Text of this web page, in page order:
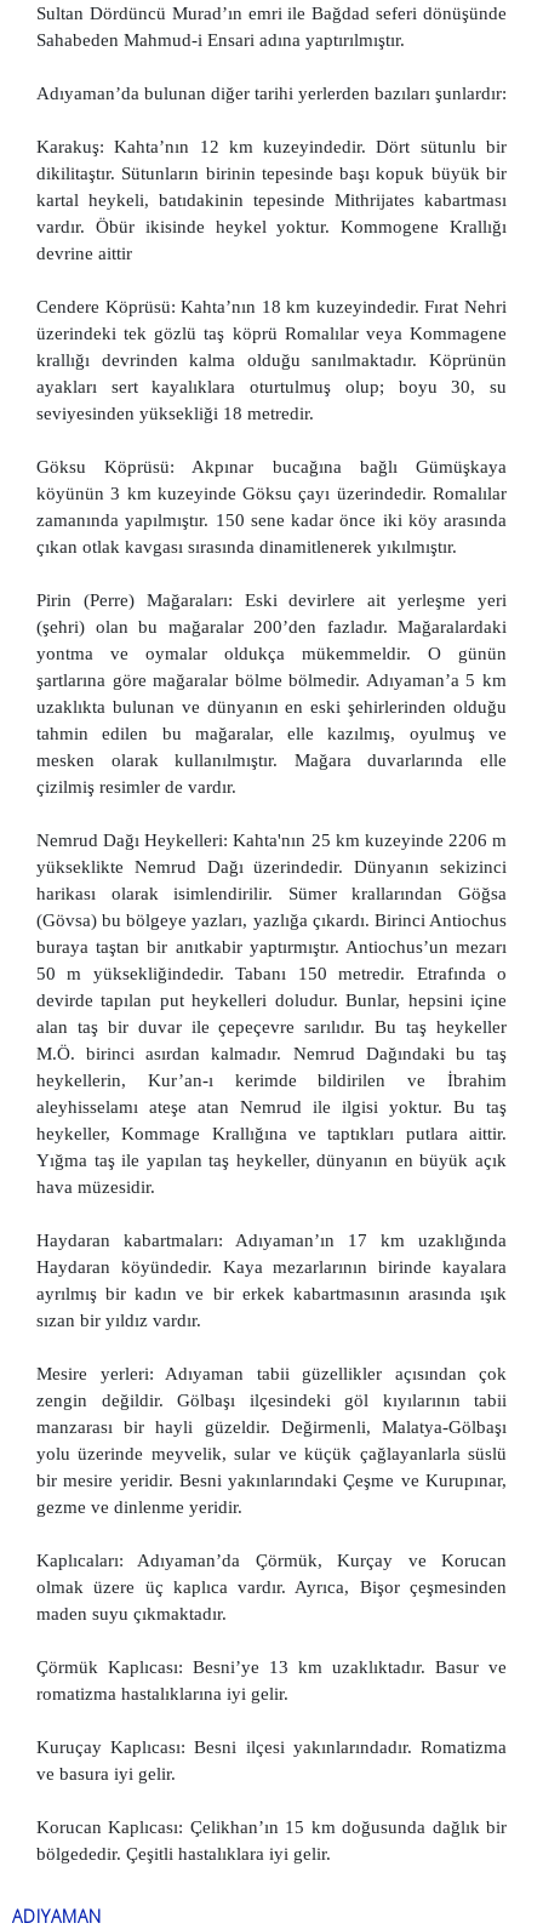
Sultan Dördüncü Murad’ın emri ile Bağdad seferi dönüşünde
Sahabeden Mahmud-i Ensari adına yaptırılmıştır.
Adıyaman’da bulunan diğer tarihi yerlerden bazıları şunlardır:
Karakuş: Kahta’nın 12 km kuzeyindedir. Dört sütunlu bir
dikilitaştır. Sütunların birinin tepesinde başı kopuk büyük bir
kartal heykeli, batıdakinin tepesinde Mithrijates kabartması
vardır. Öbür ikisinde heykel yoktur. Kommogene Krallığı
devrine aittir
Cendere Köprüsü: Kahta’nın 18 km kuzeyindedir. Fırat Nehri
üzerindeki tek gözlü taş köprü Romalılar veya Kommagene
krallığı devrinden kalma olduğu sanılmaktadır. Köprünün
ayakları sert kayalıklara oturtulmuş olup; boyu 30, su
seviyesinden yüksekliği 18 metredir.
Göksu Köprüsü: Akpınar bucağına bağlı Gümüşkaya
köyünün 3 km kuzeyinde Göksu çayı üzerindedir. Romalılar
zamanında yapılmıştır. 150 sene kadar önce iki köy arasında
çıkan otlak kavgası sırasında dinamitlenerek yıkılmıştır.
Pirin (Perre) Mağaraları: Eski devirlere ait yerleşme yeri
(şehri) olan bu mağaralar 200’den fazladır. Mağaralardaki
yontma ve oymalar oldukça mükemmeldir. O günün
şartlarına göre mağaralar bölme bölmedir. Adıyaman’a 5 km
uzaklıkta bulunan ve dünyanın en eski şehirlerinden olduğu
tahmin edilen bu mağaralar, elle kazılmış, oyulmuş ve
mesken olarak kullanılmıştır. Mağara duvarlarında elle
çizilmiş resimler de vardır.
Nemrud Dağı Heykelleri: Kahta'nın 25 km kuzeyinde 2206 m
yükseklikte Nemrud Dağı üzerindedir. Dünyanın sekizinci
harikası olarak isimlendirilir. Sümer krallarından Göğsa
(Gövsa) bu bölgeye yazları, yazlığa çıkardı. Birinci Antiochus
buraya taştan bir anıtkabir yaptırmıştır. Antiochus’un mezarı
50 m yüksekliğindedir. Tabanı 150 metredir. Etrafında o
devirde tapılan put heykelleri doludur. Bunlar, hepsini içine
alan taş bir duvar ile çepeçevre sarılıdır. Bu taş heykeller
M.Ö. birinci asırdan kalmadır. Nemrud Dağındaki bu taş
heykellerin, Kur’an-ı kerimde bildirilen ve İbrahim
aleyhisselamı ateşe atan Nemrud ile ilgisi yoktur. Bu taş
heykeller, Kommage Krallığına ve taptıkları putlara aittir.
Yığma taş ile yapılan taş heykeller, dünyanın en büyük açık
hava müzesidir.
Haydaran kabartmaları: Adıyaman’ın 17 km uzaklığında
Haydaran köyündedir. Kaya mezarlarının birinde kayalara
ayrılmış bir kadın ve bir erkek kabartmasının arasında ışık
sızan bir yıldız vardır.
Mesire yerleri: Adıyaman tabii güzellikler açısından çok
zengin değildir. Gölbaşı ilçesindeki göl kıyılarının tabii
manzarası bir hayli güzeldir. Değirmenli, Malatya-Gölbaşı
yolu üzerinde meyvelik, sular ve küçük çağlayanlarla süslü
bir mesire yeridir. Besni yakınlarındaki Çeşme ve Kurupınar,
gezme ve dinlenme yeridir.
Kaplıcaları: Adıyaman’da Çörmük, Kurçay ve Korucan
olmak üzere üç kaplıca vardır. Ayrıca, Bişor çeşmesinden
maden suyu çıkmaktadır.
Çörmük Kaplıcası: Besni’ye 13 km uzaklıktadır. Basur ve
romatizma hastalıklarına iyi gelir.
Kuruçay Kaplıcası: Besni ilçesi yakınlarındadır. Romatizma
ve basura iyi gelir.
Korucan Kaplıcası: Çelikhan’ın 15 km doğusunda dağlık bir
bölgededir. Çeşitli hastalıklara iyi gelir.
ADIYAMAN